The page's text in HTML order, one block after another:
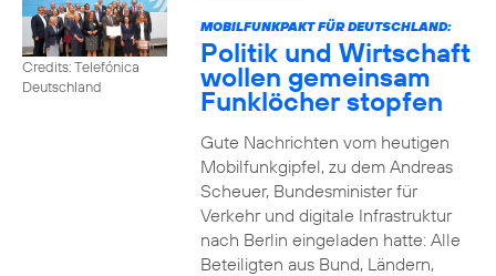
Credits: Telefónica
Deutschland
MOBILFUNKPAKT FÜR DEUTSCHLAND:
Politik und Wirtschaft
wollen gemeinsam
Funklöcher stopfen
Gute Nachrichten vom heutigen
Mobilfunkgipfel, zu dem Andreas
Scheuer, Bundesminister für
Verkehr und digitale Infrastruktur
nach Berlin eingeladen hatte: Alle
Beteiligten aus Bund, Ländern,